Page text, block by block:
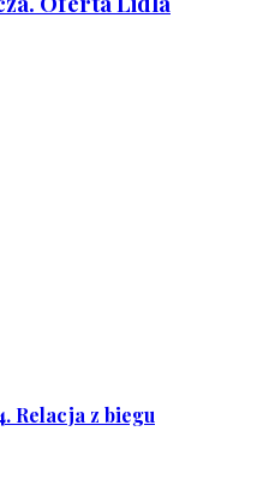
Relacja z biegu